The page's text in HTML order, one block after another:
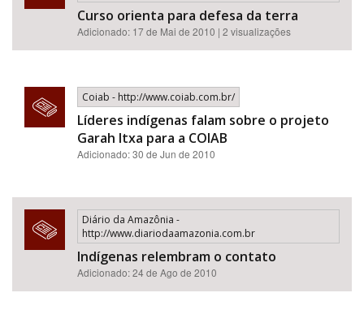
Curso orienta para defesa da terra
Adicionado: 17 de Mai de 2010 | 2 visualizações
Coiab - http://www.coiab.com.br/
Líderes indígenas falam sobre o projeto
Garah Itxa para a COIAB
Adicionado: 30 de Jun de 2010
Diário da Amazônia -
http://www.diariodaamazonia.com.br
Indígenas relembram o contato
Adicionado: 24 de Ago de 2010